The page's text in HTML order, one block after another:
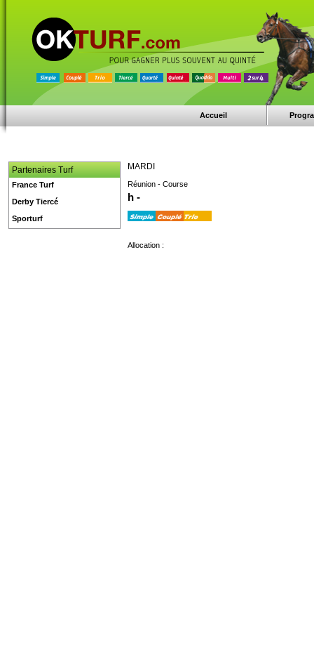
Accueil
MARDI
Réunion - Course
h -
Allocation :
Partenaires Turf
France Turf
Derby Tiercé
Sporturf